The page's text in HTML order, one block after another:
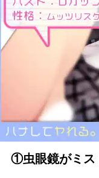
①虫眼鏡がミス